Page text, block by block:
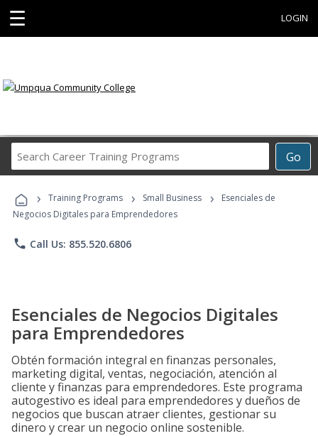
☰ LOGIN
Go
Career
Programs
› Training Programs › Small Business ›
Esenciales de
Negocios Digitales para Emprendedores
phone Call Us: 855.520.6806
Esenciales de Negocios Digitales
para Emprendedores
Obtén formación integral en finanzas personales,
marketing digital, ventas, negociación, atención al
cliente y finanzas para emprendedores. Este programa
autogestivo es ideal para emprendedores y dueños de
negocios que buscan atraer clientes, gestionar su
dinero y crear un negocio online sostenible.